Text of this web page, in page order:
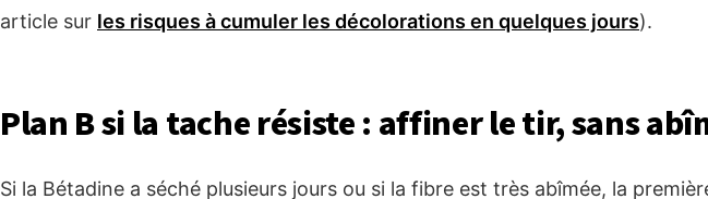
article sur les risques à cumuler les décolorations en quelques jours).
Plan B si la tache résiste : affiner le tir, sans
Si la Bétadine a séché plusieurs jours ou si la fibre est très abîmée, la